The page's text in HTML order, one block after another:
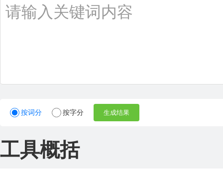
按词分 按字分 生成结果
工具概括